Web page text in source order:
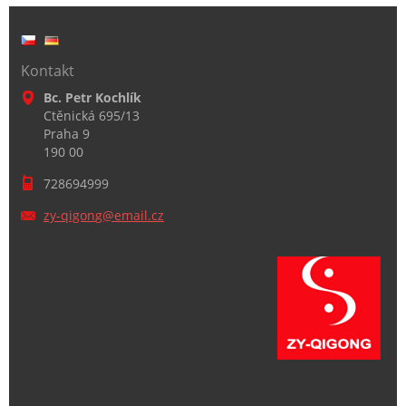
Kontakt
Bc. Petr Kochlík
Ctěnická 695/13
Praha 9
190 00
728694999
zy-qigong@email.cz